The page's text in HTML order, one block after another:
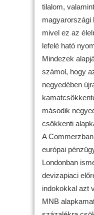
tilalom,
magyarországi
mivel ez az
lefelé ható
Mindezek
számol, hogy
negyedében
második
csökkenti
A
európai
Londonban
devizapiaci
indokokkal azt
MNB